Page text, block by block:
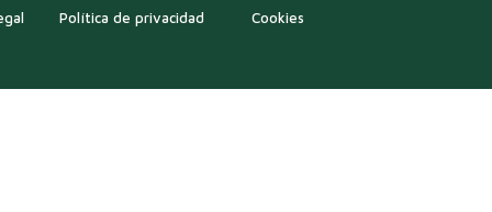
Política de privacidad Cookies